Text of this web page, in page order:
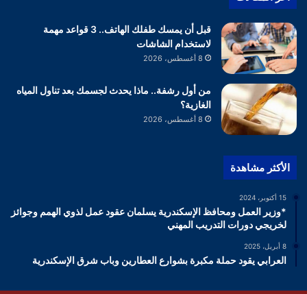
قبل أن يمسك طفلك الهاتف.. 3 قواعد مهمة
لاستخدام الشاشات
8 أغسطس، 2026
من أول رشفة.. ماذا يحدث لجسمك بعد تناول المياه
الغازية؟
8 أغسطس، 2026
الأكثر مشاهدة
15 أكتوبر، 2024
*وزير العمل ومحافظ الإسكندرية يسلمان عقود عمل لذوي الهمم وجوائز
لخريجي دورات التدريب المهني
8 أبريل، 2025
العرابي يقود حملة مكبرة بشوارع العطارين وباب شرق الإسكندرية